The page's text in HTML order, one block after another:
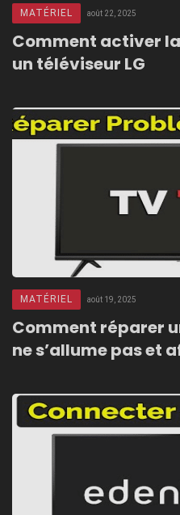
MATÉRIEL août 22, 2025
Comment activer
un téléviseur LG
MATÉRIEL août 19, 2025
Comment réparer
ne s’allume pas et